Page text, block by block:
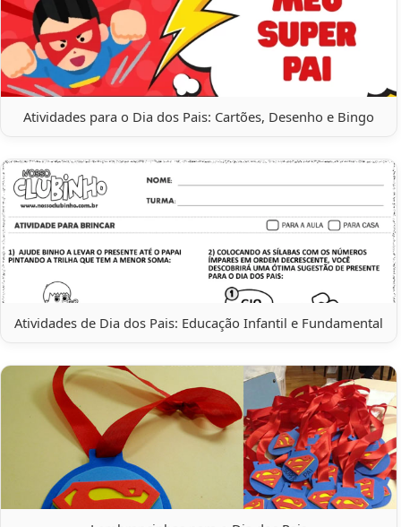
Atividades para o Dia dos Pais: Cartões, Desenho e Bingo
Atividades de Dia dos Pais: Educação Infantil e Fundamental